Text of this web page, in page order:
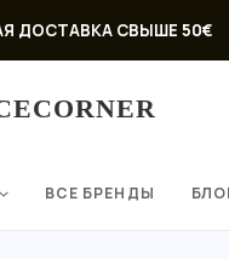
ДОСТАВКА СВЫШЕ 50€
ВСЕ БРЕНДЫ